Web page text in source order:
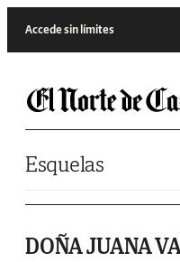
Accede sin límites
Esquelas
DOÑA JUANA